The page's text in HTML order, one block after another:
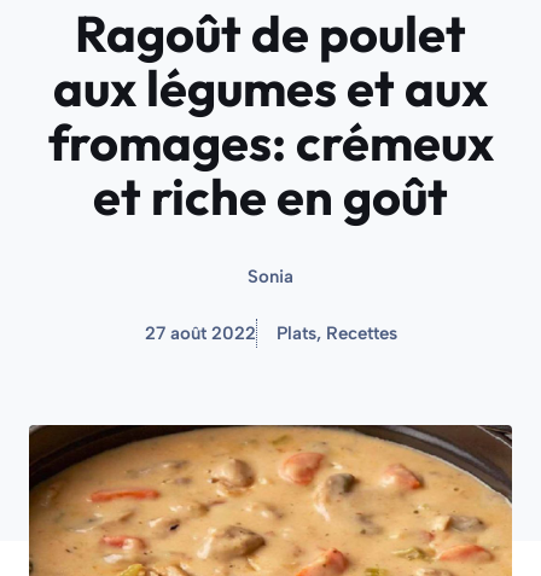
Ragoût de poulet
aux légumes et aux
fromages: crémeux
et riche en goût
Sonia
27 août 2022 Plats, Recettes